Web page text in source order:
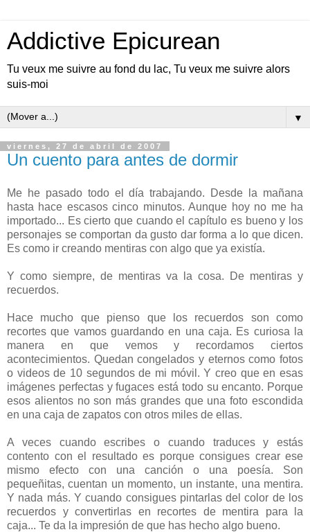
Addictive Epicurean
Tu veux me suivre au fond du lac, Tu veux me suivre alors
suis-moi
▼
viernes, 27 de abril de 2007
Un cuento para antes de dormir
Me he pasado todo el día trabajando. Desde la mañana
hasta hace escasos cinco minutos. Aunque hoy no me ha
importado... Es cierto que cuando el capítulo es bueno y los
personajes se comportan da gusto dar forma a lo que dicen.
Es como ir creando mentiras con algo que ya existía.
Y como siempre, de mentiras va la cosa. De mentiras y
recuerdos.
Hace mucho que pienso que los recuerdos son como
recortes que vamos guardando en una caja. Es curiosa la
manera en que vemos y recordamos ciertos
acontecimientos. Quedan congelados y eternos como fotos
o videos de 10 segundos de mi móvil. Y creo que en esas
imágenes perfectas y fugaces está todo su encanto. Porque
esos alientos no son más grandes que una foto escondida
en una caja de zapatos con otros miles de ellas.
A veces cuando escribes o cuando traduces y estás
contento con el resultado es porque consigues crear ese
mismo efecto con una canción o una poesía. Son
pequeñitas, cuentan un momento, un instante, una mentira.
Y nada más. Y cuando consigues pintarlas del color de los
recuerdos y convertirlas en recortes de mentira para la
caja... Te da la impresión de que has hecho algo bueno.